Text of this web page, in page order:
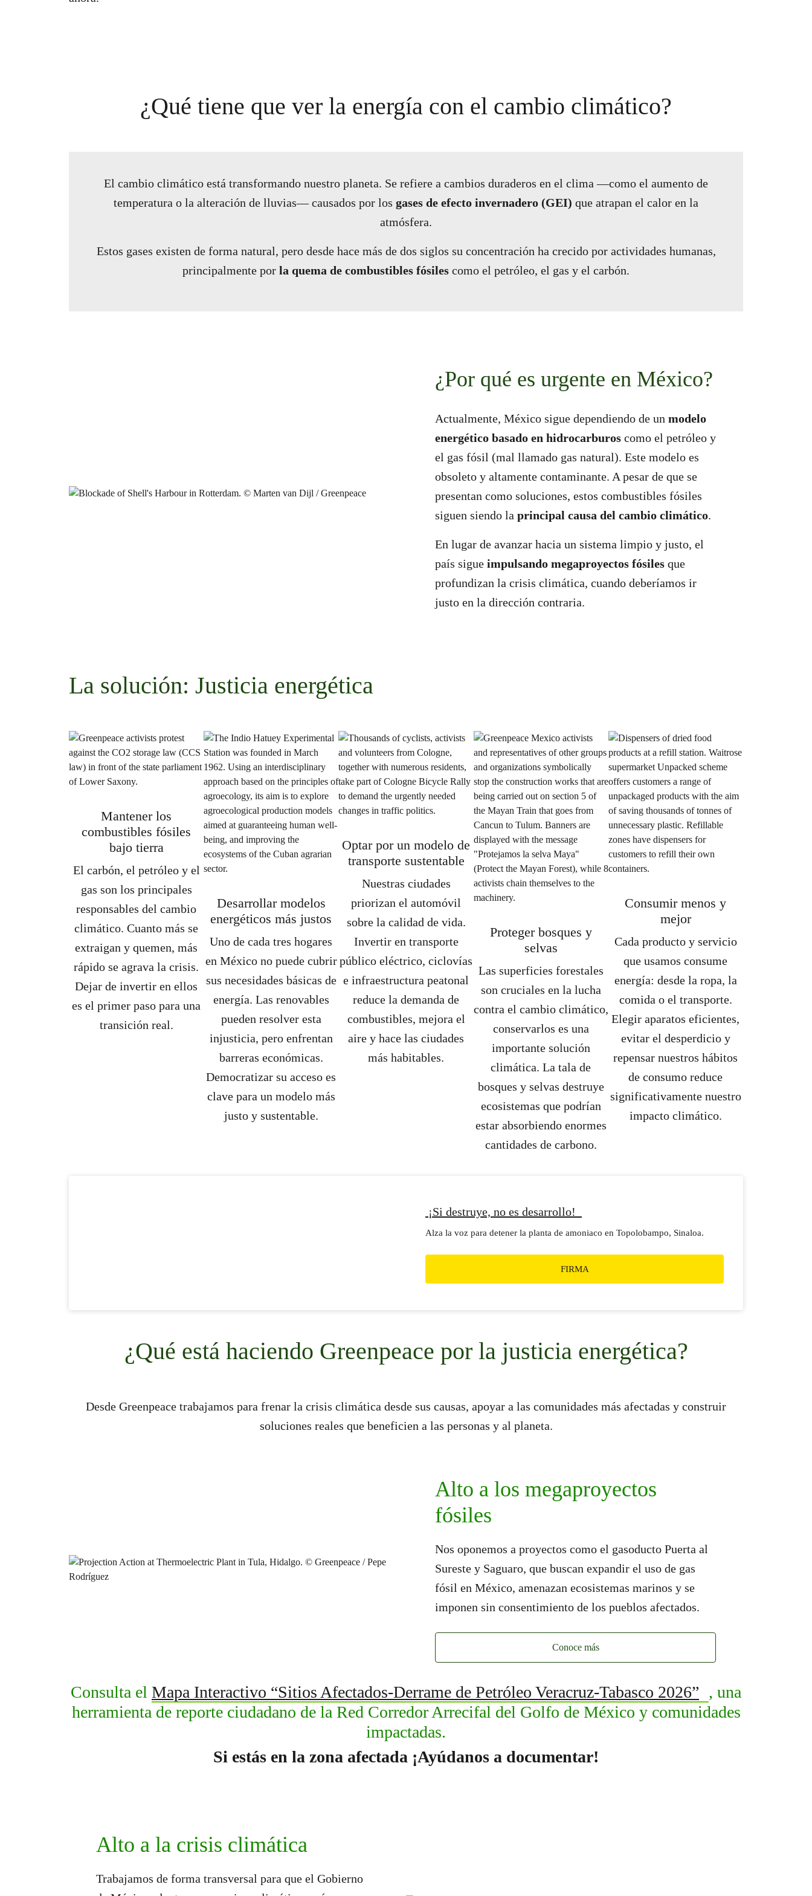
¿Qué tiene que ver la energía con el cambio climático?
El cambio climático está transformando nuestro planeta. Se refiere a cambios duraderos en el clima —como el aumento de
temperatura o la alteración de lluvias— causados por los gases de efecto invernadero (GEI) que atrapan el calor en la
atmósfera.
Estos gases existen de forma natural, pero desde hace más de dos siglos su concentración ha crecido por actividades humanas,
principalmente por la quema de combustibles fósiles como el petróleo, el gas y el carbón.
¿Por qué es urgente en México?
Actualmente, México sigue dependiendo de un modelo
energético basado en hidrocarburos como el petróleo y
el gas fósil (mal llamado gas natural). Este modelo es
obsoleto y altamente contaminante. A pesar de que se
presentan como soluciones, estos combustibles fósiles
siguen siendo la principal causa del cambio climático.
En lugar de avanzar hacia un sistema limpio y justo, el
país sigue impulsando megaproyectos fósiles que
profundizan la crisis climática, cuando deberíamos ir
justo en la dirección contraria.
La solución: Justicia energética
Mantener los
combustibles fósiles
bajo tierra
El carbón, el petróleo y el
gas son los principales
responsables del cambio
climático. Cuanto más se
extraigan y quemen, más
rápido se agrava la crisis.
Dejar de invertir en ellos
es el primer paso para una
transición real.
Desarrollar modelos
energéticos más justos
Uno de cada tres hogares
en México no puede cubrir
sus necesidades básicas de
energía. Las renovables
pueden resolver esta
injusticia, pero enfrentan
barreras económicas.
Democratizar su acceso es
clave para un modelo más
justo y sustentable.
Optar por un modelo de
transporte sustentable
Nuestras ciudades
priorizan el automóvil
sobre la calidad de vida.
Invertir en transporte
público eléctrico, ciclovías
e infraestructura peatonal
reduce la demanda de
combustibles, mejora el
aire y hace las ciudades
más habitables.
Proteger bosques y
selvas
Las superficies forestales
son cruciales en la lucha
contra el cambio climático,
conservarlos es una
importante solución
climática. La tala de
bosques y selvas destruye
ecosistemas que podrían
estar absorbiendo enormes
cantidades de carbono.
Consumir menos y
mejor
Cada producto y servicio
que usamos consume
energía: desde la ropa, la
comida o el transporte.
Elegir aparatos eficientes,
evitar el desperdicio y
repensar nuestros hábitos
de consumo reduce
significativamente nuestro
impacto climático.
¡Si destruye, no es desarrollo!
Alza la voz para detener la planta de amoniaco en Topolobampo, Sinaloa.
FIRMA
¿Qué está haciendo Greenpeace por la justicia energética?
Desde Greenpeace trabajamos para frenar la crisis climática desde sus causas, apoyar a las comunidades más afectadas y construir
soluciones reales que beneficien a las personas y al planeta.
Alto a los megaproyectos
fósiles
Nos oponemos a proyectos como el gasoducto Puerta al
Sureste y Saguaro, que buscan expandir el uso de gas
fósil en México, amenazan ecosistemas marinos y se
imponen sin consentimiento de los pueblos afectados.
Conoce más
Consulta elMapa Interactivo “Sitios Afectados-Derrame de Petróleo Veracruz-Tabasco 2026” , una
herramienta de reporte ciudadano de la Red Corredor Arrecifal del Golfo de México y comunidades
impactadas.
Si estás en la zona afectada ¡Ayúdanos a documentar!
Alto a la crisis climática
Trabajamos de forma transversal para que el Gobierno